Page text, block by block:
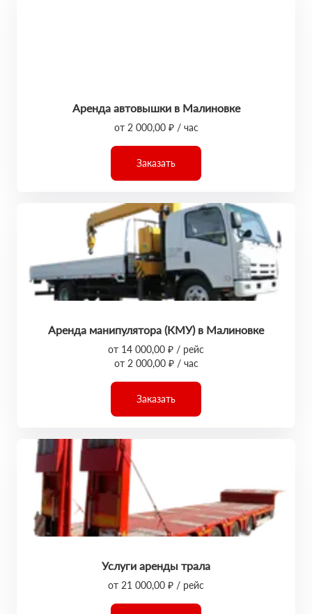
Аренда автовышки в Малиновке
от 2 000,00 ₽ / час
Заказать
Аренда манипулятора (КМУ) в Малиновке
от 14 000,00 ₽ / рейс
от 2 000,00 ₽ / час
Заказать
Услуги аренды трала
от 21 000,00 ₽ / рейс